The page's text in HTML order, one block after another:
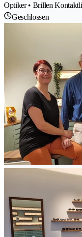
Optiker • Brillen
Geschlossen